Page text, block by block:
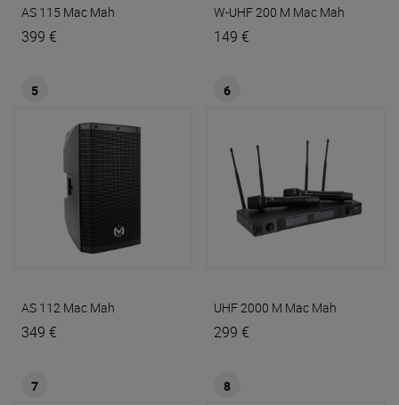
AS 115 Mac Mah
399 €
W-UHF 200 M Mac Mah
149 €
5
AS 112 Mac Mah
349 €
6
UHF 2000 M Mac Mah
299 €
7 8